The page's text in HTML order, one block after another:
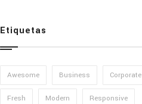
Etiquetas
Awesome Business Corporate
Fresh Modern Responsive